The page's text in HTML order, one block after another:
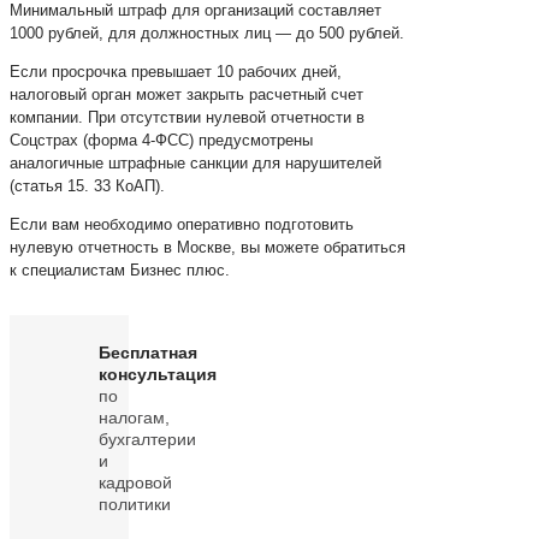
Минимальный штраф для организаций составляет
1000 рублей, для должностных лиц — до 500 рублей.
Если просрочка превышает 10 рабочих дней,
налоговый орган может закрыть расчетный счет
компании. При отсутствии нулевой отчетности в
Соцстрах (форма 4-ФСС) предусмотрены
аналогичные штрафные санкции для нарушителей
(статья 15. 33 КоАП).
Если вам необходимо оперативно подготовить
нулевую отчетность в Москве, вы можете обратиться
к специалистам Бизнес плюс.
Бесплатная
консультация
по
налогам,
бухгалтерии
и
кадровой
политики